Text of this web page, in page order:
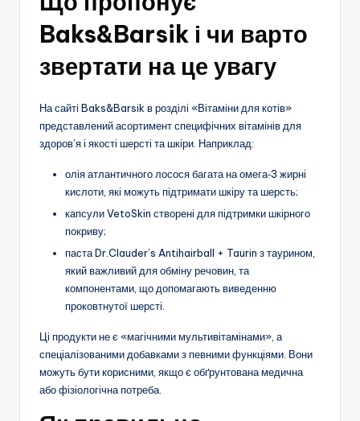
Baks&Barsik і чи варто
звертати на це увагу
На сайті Baks&Barsik в розділі «Вітаміни для котів»
представлений асортимент специфічних вітамінів для
здоров’я і якості шерсті та шкіри. Наприклад:
олія атлантичного лосося багата на омега‑3 жирні
кислоти, які можуть підтримати шкіру та шерсть;
капсули VetoSkin створені для підтримки шкірного
покриву;
паста Dr.Clauder’s Antihairball + Taurin з таурином,
який важливий для обміну речовин, та
компонентами, що допомагають виведенню
проковтнутої шерсті.
Ці продукти не є «магічними мультивітамінами», а
спеціалізованими добавками з певними функціями. Вони
можуть бути корисними, якщо є обґрунтована медична
або фізіологічна потреба.